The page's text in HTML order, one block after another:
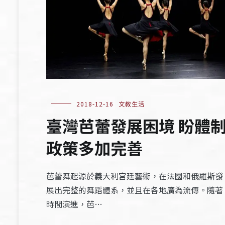
2018-12-16 文教生活
臺灣芭蕾發展困境 盼體
政策多加完善
芭蕾舞起源於義大利宮廷藝術，在法國和俄羅斯發
展出完整的舞蹈體系，並且在各地廣為流傳。隨著
時間演進，芭…